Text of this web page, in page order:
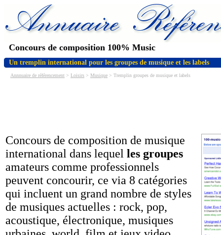
Concours de composition 100% Music
Un tremplin international pour les groupes de musique et les labels
Annnuaire de référencement > Loisirs > Musique > Tremplin groupes de musique et labels
Concours de composition de musique
international dans lequel les groupes
amateurs comme professionnels
peuvent concourir, ce via 8 catégories
qui incluent un grand nombre de styles
de musiques actuelles : rock, pop,
acoustique, électronique, musiques